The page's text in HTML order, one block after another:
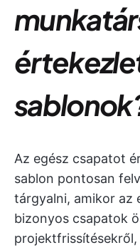
Az egész csapatot
sablon pontosan
tárgyalni, amikor az
bizonyos csapatok